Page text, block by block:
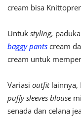
cream bisa
Untuk styling,
baggy pants cream
cream untuk
Variasi outfit lainnya,
puffy sleeves blouse
senada dan celana